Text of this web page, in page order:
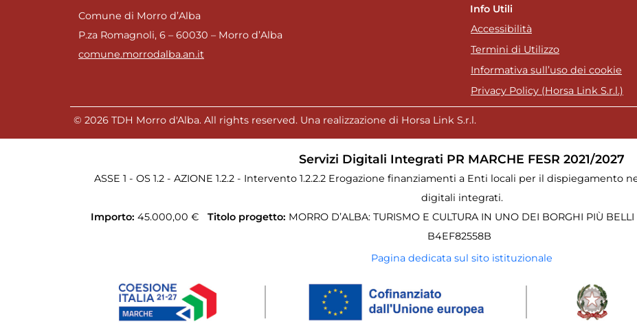
Comune di Morro d’Alba
P.za Romagnoli, 6 – 60030 – Morro d’Alba
comune.morrodalba.an.it
Info Utili
Accessibilità
Termini di Utilizzo
Informativa sull’uso dei cookie
Privacy Policy (Horsa Link S.r.l.)
© 2026 TDH Morro d'Alba. All rights reserved. Una realizzazione di Horsa Link S.r.l.
Servizi Digitali Integrati PR MARCHE FESR 2021/2027
ASSE 1 - OS 1.2 - AZIONE 1.2.2 - Intervento 1.2.2.2 Erogazione finanziamenti a Enti locali per il
digitali integrati.
Importo: 45.000,00 € Titolo progetto: MORRO D’ALBA: TURISMO E CULTURA IN UNO DEI BORGHI PIÙ BELLI
B4EF82558B
Pagina dedicata sul sito istituzionale